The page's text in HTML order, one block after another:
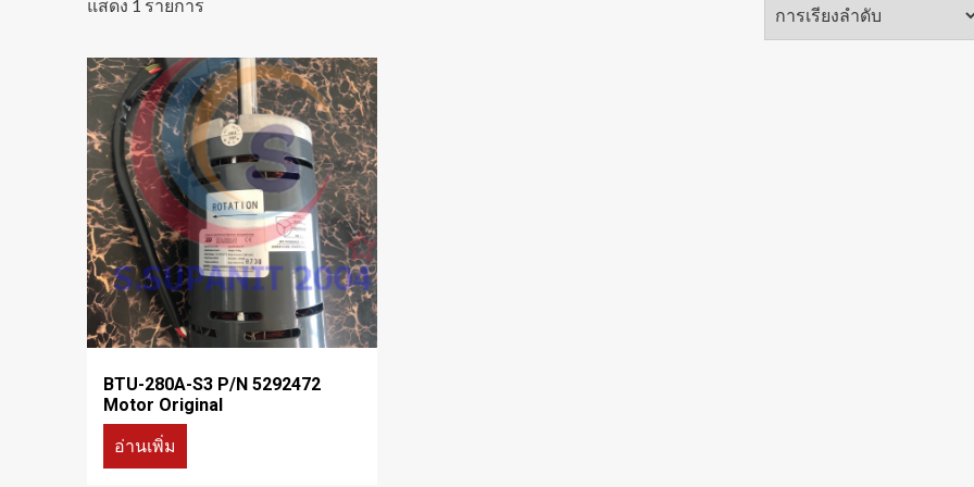
แสดง 1 รายการ
BTU-280A-S3 P/N 5292472
Motor Original
อ่านเพิ่ม